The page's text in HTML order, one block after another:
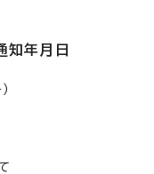
知年月日